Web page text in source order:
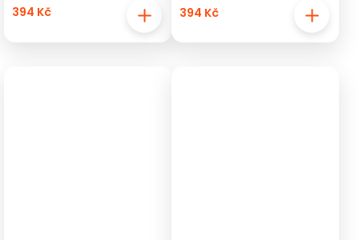
394 Kč 394 Kč